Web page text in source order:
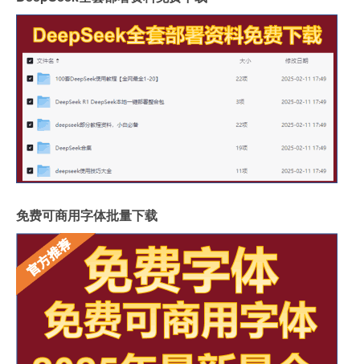
免费可商用字体批量下载